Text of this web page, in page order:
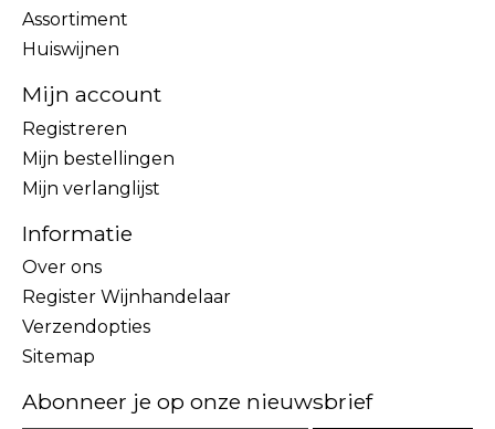
Assortiment
Huiswijnen
Mijn account
Registreren
Mijn bestellingen
Mijn verlanglijst
Informatie
Over ons
Register Wijnhandelaar
Verzendopties
Sitemap
Abonneer je op onze nieuwsbrief